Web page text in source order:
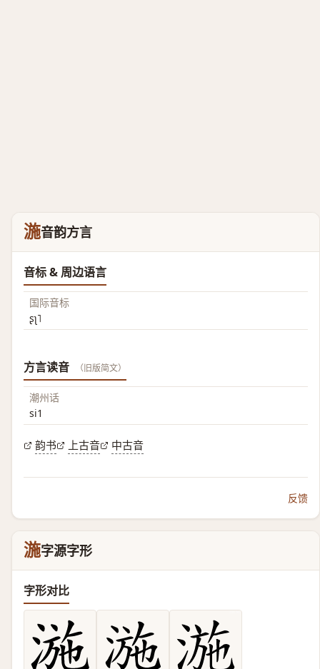
湤音韵方言
音标 & 周边语言
国际音标
ʂʅ˥
方言读音 （旧版简文）
潮州话
si1
韵书 上古音 中古音
反馈
湤字源字形
字形对比